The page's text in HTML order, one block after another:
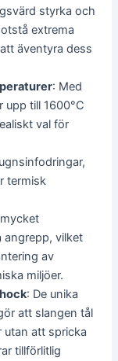
styrka och
extrema
äventyra dess
: Med
upp till 1600°C
val för
termisk
vilket
av
miljöer.
: De unika
att slangen tål
utan att spricka
tillförlitlig